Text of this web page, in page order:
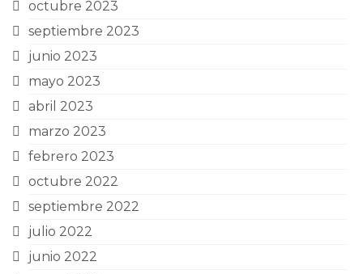
octubre 2023
septiembre 2023
junio 2023
mayo 2023
abril 2023
marzo 2023
febrero 2023
octubre 2022
septiembre 2022
julio 2022
junio 2022